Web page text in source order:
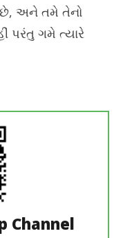
છે, અને તમે તેનો
ગમે ત્યારે
Channel